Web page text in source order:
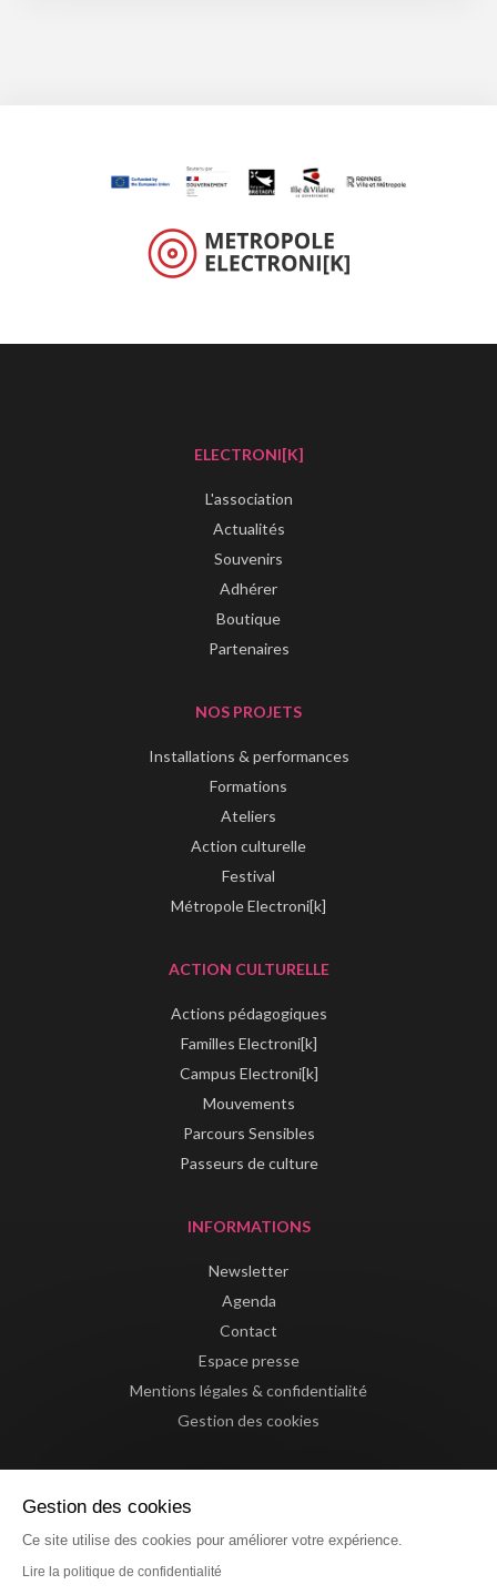
ELECTRONI[K]
L'association
Actualités
Souvenirs
Adhérer
Boutique
Partenaires
NOS PROJETS
Installations & performances
Formations
Ateliers
Action culturelle
Festival
Métropole Electroni[k]
ACTION CULTURELLE
Actions pédagogiques
Familles Electroni[k]
Campus Electroni[k]
Mouvements
Parcours Sensibles
Passeurs de culture
INFORMATIONS
Newsletter
Agenda
Contact
Espace presse
Mentions légales & confidentialité
Gestion des cookies
Gestion des cookies
Ce site utilise des cookies pour améliorer votre expérience.
Lire la politique de confidentialité